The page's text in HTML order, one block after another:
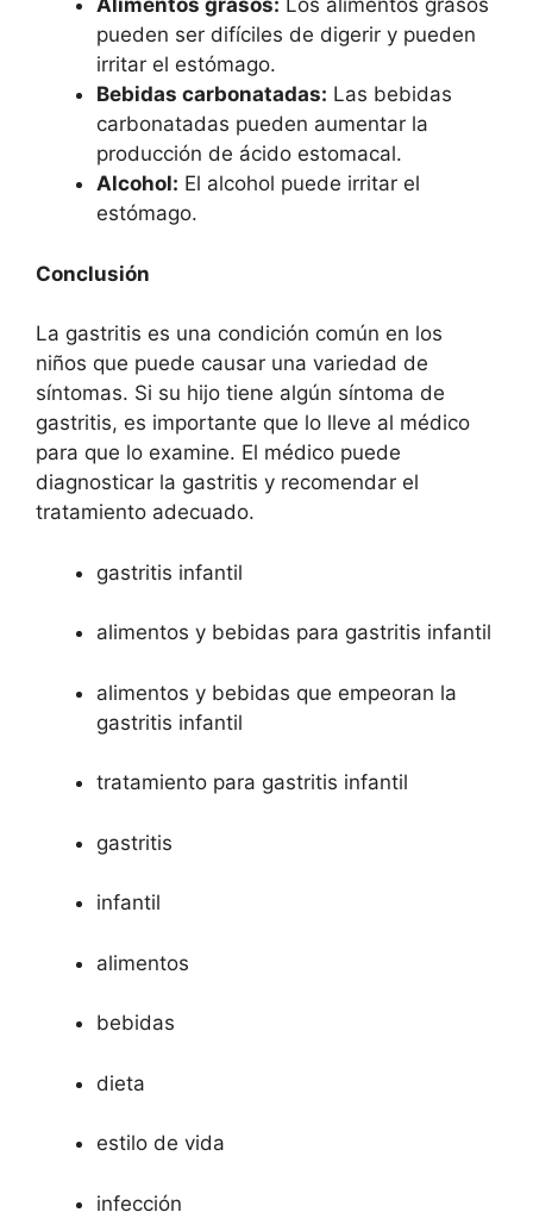
Alimentos grasos: Los alimentos grasos
pueden ser difíciles de digerir y pueden
irritar el estómago.
Bebidas carbonatadas: Las bebidas
carbonatadas pueden aumentar la
producción de ácido estomacal.
Alcohol: El alcohol puede irritar el
estómago.
Conclusión
La gastritis es una condición común en los
niños que puede causar una variedad de
síntomas. Si su hijo tiene algún síntoma de
gastritis, es importante que lo lleve al médico
para que lo examine. El médico puede
diagnosticar la gastritis y recomendar el
tratamiento adecuado.
gastritis infantil
alimentos y bebidas para gastritis infantil
alimentos y bebidas que empeoran la
gastritis infantil
tratamiento para gastritis infantil
gastritis
infantil
alimentos
bebidas
dieta
estilo de vida
infección